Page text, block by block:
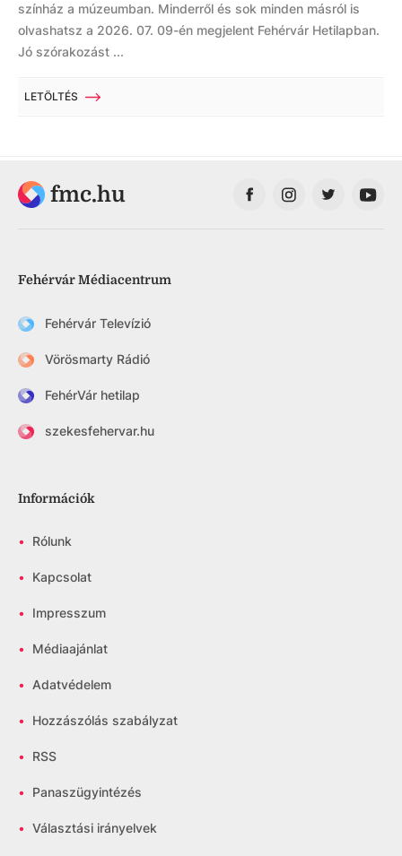
színház a múzeumban. Minderről és sok minden másról is
olvashatsz a 2026. 07. 09-én megjelent Fehérvár Hetilapban.
Jó szórakozást ...
LETÖLTÉS
fmc.hu
Fehérvár Médiacentrum
Fehérvár Televízió
Vörösmarty Rádió
FehérVár hetilap
szekesfehervar.hu
Információk
• Rólunk
• Kapcsolat
• Impresszum
• Médiaajánlat
• Adatvédelem
• Hozzászólás szabályzat
• RSS
• Panaszügyintézés
• Választási irányelvek